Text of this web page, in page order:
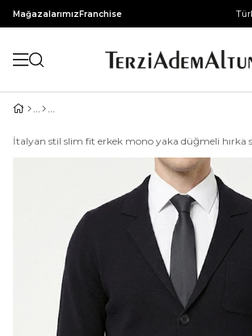
MağazalarımızFranchise
İtalyan stil slim fit erkek mono yaka düğmeli hırka